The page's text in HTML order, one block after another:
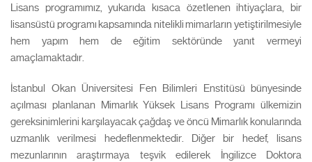
Lisans programımız, yukarıda kısaca özetlenen ihtiyaçlara, bir
lisansüstü programı kapsamında nitelikli mimarların yetiştirilmesiyle
hem yapım hem de eğitim sektöründe yanıt vermeyi
amaçlamaktadır.
İstanbul Okan Üniversitesi Fen Bilimleri Enstitüsü bünyesinde
açılması planlanan Mimarlık Yüksek Lisans Programı ülkemizin
gereksinimlerini karşılayacak çağdaş ve öncü Mimarlık konularında
uzmanlık verilmesi hedeflenmektedir. Diğer bir hedef, lisans
mezunlarının araştırmaya teşvik edilerek İngilizce Doktora